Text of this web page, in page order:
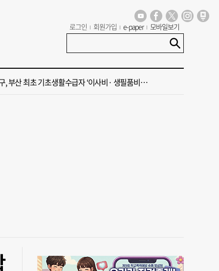
로그인 회원가입 e-paper 모바일보기
청사, 북항 재개발 부지 복합항만지구 확정
부산 최초 기초생활수급자 ‘이사비· 생필품비’ 지원
말 부울경 비 소식